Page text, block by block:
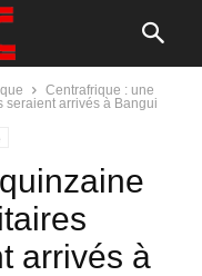
Centrafrique : une
arrivés à Bangui
arrivés à